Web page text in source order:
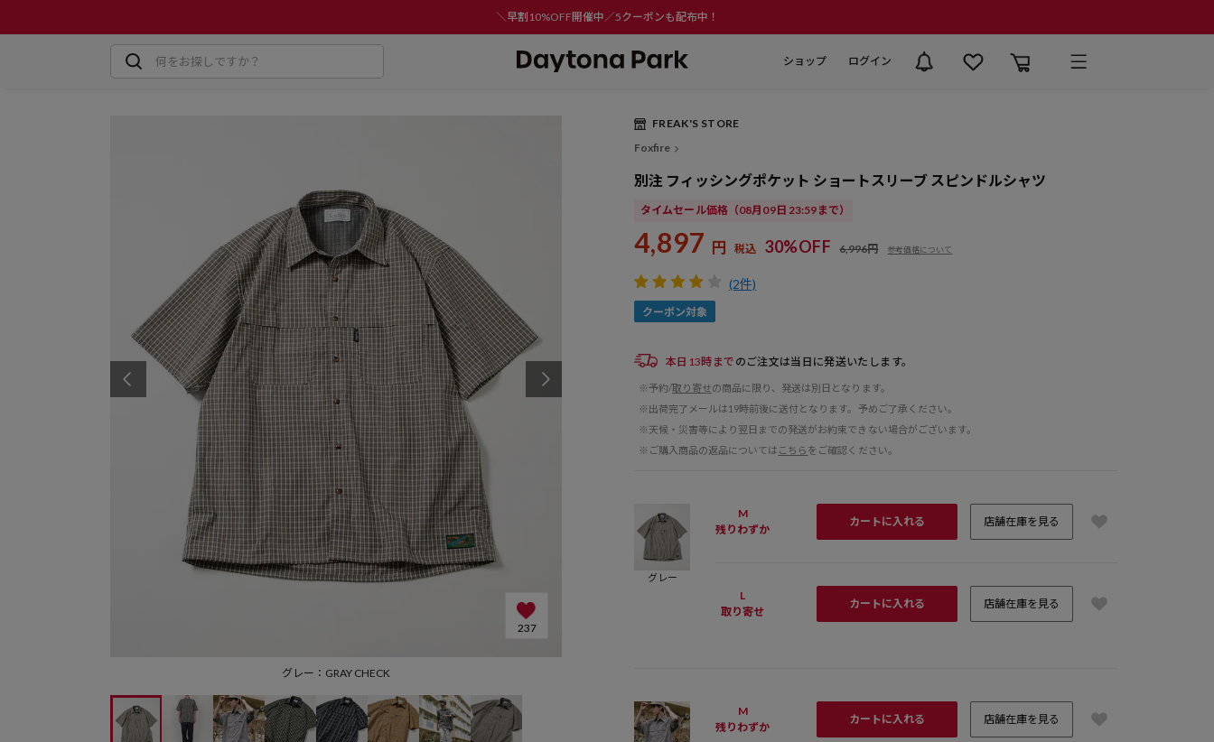
＼早割10%OFF開催中／5クーポンも配布中！
ショップ ログイン
グレー：GRAY CHECK
237
FREAK'S STORE
Foxfire
別注 フィッシングポケット ショートスリーブ スピンドルシャツ
タイムセール価格（08月09日 23:59まで）
4,897 円 税込 30%OFF 6,996円 参考価格について
(2件)
本日13時まで のご注文は当日に発送いたします。
※予約/取り寄せの商品に限り、発送は別日となります。
※出荷完了メールは19時前後に送付となります。予めご了承ください。
※天候・災害等により翌日までの発送がお約束できない場合がございます。
※ご購入商品の返品については こちら をご確認ください。
グレー
M
残りわずか
カートに入れる 店舗在庫を見る
L
取り寄せ
カートに入れる 店舗在庫を見る
M
残りわずか
カートに入れる 店舗在庫を見る